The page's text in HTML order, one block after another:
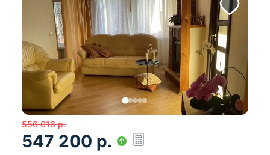
556 016 р.
547 200 р.